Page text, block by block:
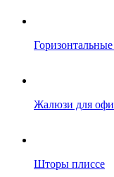
Жалюзи для
Шторы плиссе